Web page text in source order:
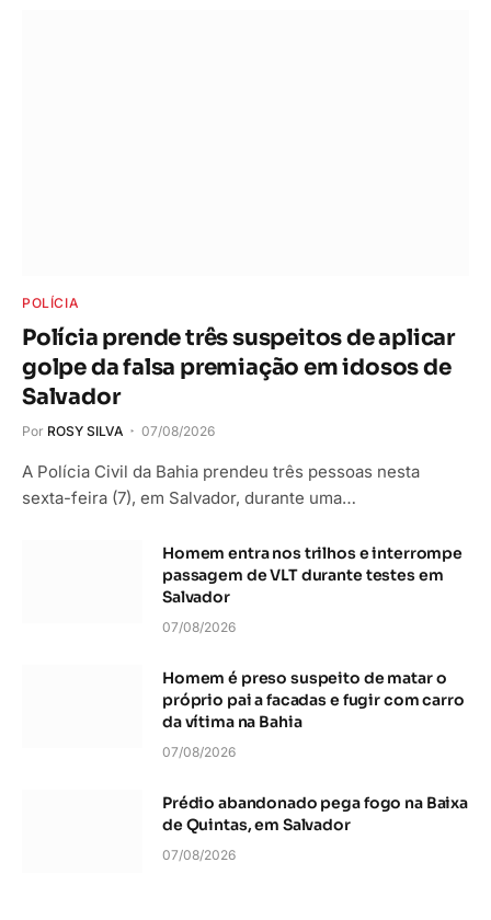
POLÍCIA
Polícia prende três suspeitos de aplicar
golpe da falsa premiação em idosos de
Salvador
Por ROSY SILVA 07/08/2026
A Polícia Civil da Bahia prendeu três pessoas nesta
sexta-feira (7), em Salvador, durante uma…
Homem entra nos trilhos e interrompe
passagem de VLT durante testes em
Salvador
07/08/2026
Homem é preso suspeito de matar o
próprio pai a facadas e fugir com carro
da vítima na Bahia
07/08/2026
Prédio abandonado pega fogo na Baixa
de Quintas, em Salvador
07/08/2026